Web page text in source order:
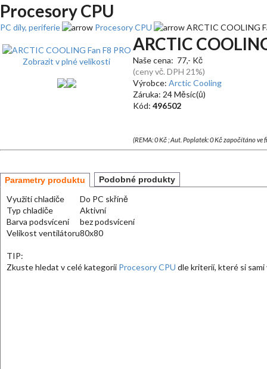
Procesory CPU
PC díly, periferie Procesory CPU ARCTIC COOLING
Zobrazit v plné velikosti
ARCTIC
Naše cena: 77,- Kč
(ceny vč. DPH 21%)
Výrobce: Arctic Cooling
Záruka: 24 Měsíc(ů)
Kód: 496502
(REMA: 0 Kč ; Aut. Poplatek: 0 Kč započítáno
Parametry produktu Podobné produkty
Využití chladiče
Do PC skříně
Typ chladiče
Aktivní
Barva podsvícení
bez podsvícení
Velikost ventilátoru80x80
TIP:
Zkuste hledat v celé kategorii Procesory CPU dle kriterií, které si